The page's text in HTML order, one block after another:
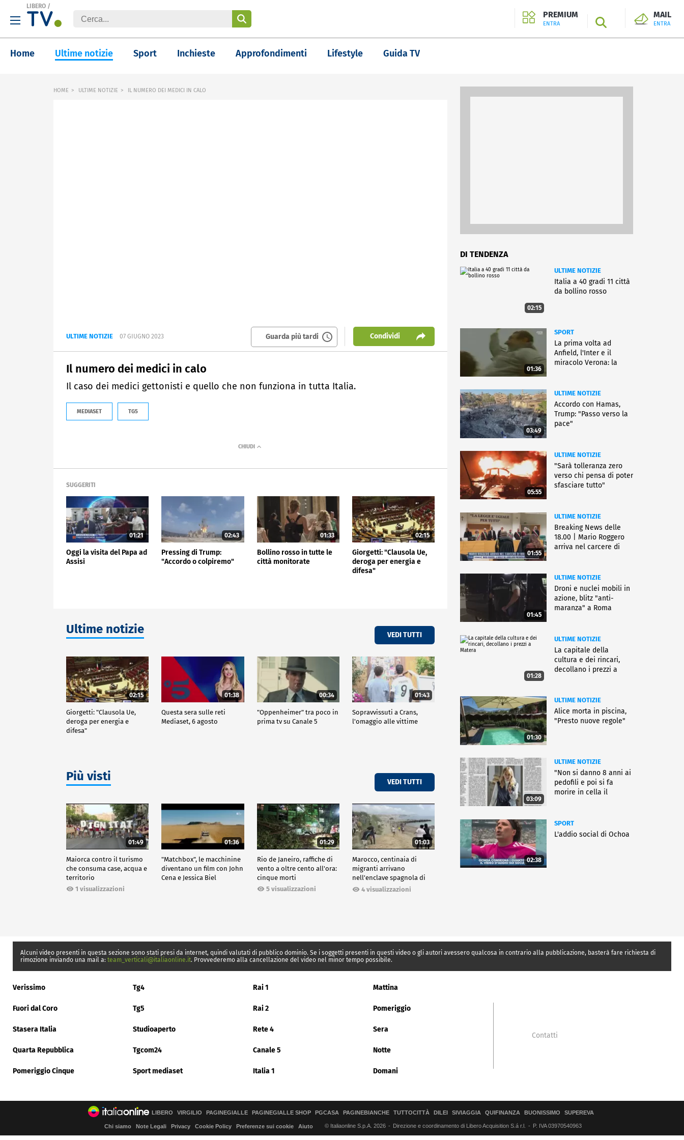
LIBERO /
PREMIUM
ENTRA SEARCH
MAIL
ENTRA
Home Ultime notizie Sport Inchieste Approfondimenti Lifestyle Guida TV
HOME ULTIME NOTIZIE IL NUMERO DEI MEDICI IN CALO
ULTIME NOTIZIE 07 GIUGNO 2023 Guarda più tardi Condividi
Il numero dei medici in calo
Il caso dei medici gettonisti e quello che non funziona in tutta Italia.
MEDIASET TG5
SUGGERITI
01:21
Oggi la visita del Papa ad
Assisi
02:43
Pressing di Trump:
"Accordo o colpiremo"
01:33
Bollino rosso in tutte le
città monitorate
02:15
Giorgetti: "Clausola Ue,
deroga per energia e
difesa"
Ultime notizie VEDI TUTTI
02:15
Giorgetti: "Clausola Ue,
deroga per energia e
difesa"
01:38
Questa sera sulle reti
Mediaset, 6 agosto
00:34
"Oppenheimer" tra poco in
prima tv su Canale 5
01:43
Sopravvissuti a Crans,
l'omaggio alle vittime
Più visti VEDI TUTTI
01:49
Maiorca contro il turismo
che consuma case, acqua e
territorio
1 visualizzazioni
01:36
"Matchbox", le macchinine
diventano un film con John
Cena e Jessica Biel
01:29
Rio de Janeiro, raffiche di
vento a oltre cento all'ora:
cinque morti
5 visualizzazioni
01:03
Marocco, centinaia di
migranti arrivano
nell'enclave spagnola di
Ceuta4 visualizzazioni
DI TENDENZA
02:15
ULTIME NOTIZIE
Italia a 40 gradi 11 città
da bollino rosso
01:36
SPORT
La prima volta ad
Anfield, l'Inter e il
miracolo Verona: la
03:49
ULTIME NOTIZIE
Accordo con Hamas,
Trump: "Passo verso la
pace"
05:55
ULTIME NOTIZIE
"Sarà tolleranza zero
verso chi pensa di poter
sfasciare tutto"
01:55
ULTIME NOTIZIE
Breaking News delle
18.00 | Mario Roggero
arriva nel carcere di
01:45
ULTIME NOTIZIE
Droni e nuclei mobili in
azione, blitz "anti-
maranza" a Roma
01:28
ULTIME NOTIZIE
La capitale della
cultura e dei rincari,
decollano i prezzi a
01:30
ULTIME NOTIZIE
Alice morta in piscina,
"Presto nuove regole"
03:09
ULTIME NOTIZIE
"Non si danno 8 anni ai
pedofili e poi si fa
morire in cella il
02:38
SPORT
L'addio social di Ochoa
Alcuni video presenti in questa sezione sono stati presi da internet, quindi valutati di pubblico dominio. Se i soggetti presenti in questi video o gli autori avessero qualcosa in contrario alla pubblicazione, basterà fare richiesta di
rimozione inviando una mail a: team_verticali@italiaonline.it. Provvederemo alla cancellazione del video nel minor tempo possibile.
Verissimo Tg4 Rai 1 Mattina
Fuori dal Coro Tg5 Rai 2 Pomeriggio
Stasera Italia Studioaperto Rete 4 Sera
Quarta Repubblica Tgcom24 Canale 5 Notte
Pomeriggio Cinque Sport mediaset Italia 1 Domani
Contatti
LIBERO VIRGILIO PAGINEGIALLE PAGINEGIALLE SHOP PGCASA PAGINEBIANCHE TUTTOCITTÀ DILEI SIVIAGGIA QUIFINANZA BUONISSIMO SUPEREVA
Chi siamo Note Legali Privacy Cookie Policy Preferenze sui cookie Aiuto © Italiaonline S.p.A. 2026 Direzione e coordinamento di Libero Acquisition S.á r.l. P. IVA 03970540963